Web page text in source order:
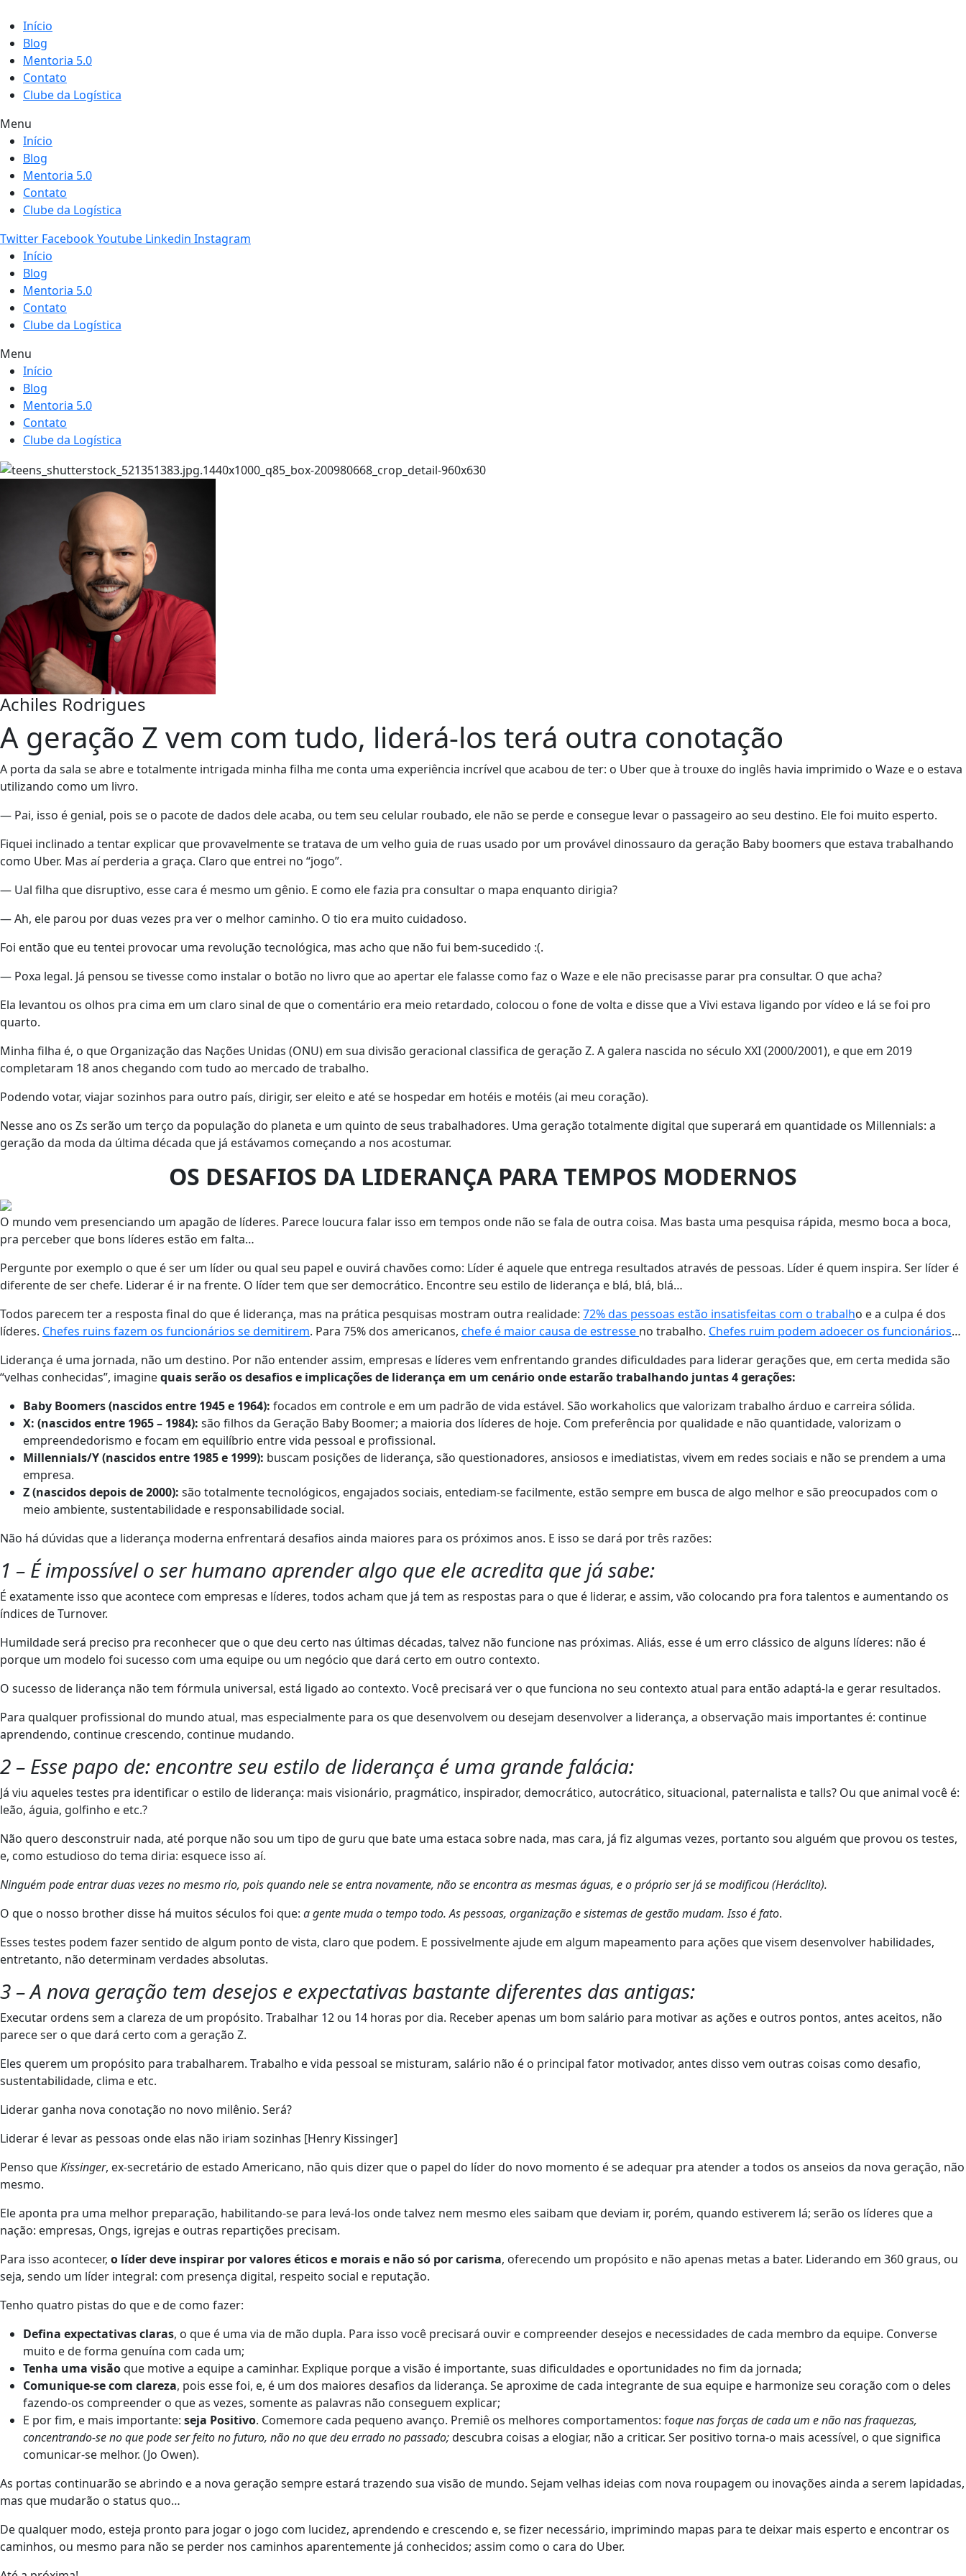
Início
Blog
Mentoria 5.0
Contato
Clube da Logística
Menu
Início
Blog
Mentoria 5.0
Contato
Clube da Logística
Twitter FacebookYoutube Linkedin Instagram
Início
Blog
Mentoria 5.0
Contato
Clube da Logística
Menu
Início
Blog
Mentoria 5.0
Contato
Clube da Logística
Achiles Rodrigues
A geração Z vem com tudo, liderá-los terá outra conotação
A porta da sala se abre e totalmente intrigada minha filha me conta uma experiência incrível que acabou de ter: o Uber que à trouxe do inglês havia imprimido o Waze e o estava
utilizando como um livro.
— Pai, isso é genial, pois se o pacote de dados dele acaba, ou tem seu celular roubado, ele não se perde e consegue levar o passageiro ao seu destino. Ele foi muito esperto.
Fiquei inclinado a tentar explicar que provavelmente se tratava de um velho guia de ruas usado por um provável dinossauro da geração Baby boomers que estava trabalhando
como Uber. Mas aí perderia a graça. Claro que entrei no “jogo”.
— Ual filha que disruptivo, esse cara é mesmo um gênio. E como ele fazia pra consultar o mapa enquanto dirigia?
— Ah, ele parou por duas vezes pra ver o melhor caminho. O tio era muito cuidadoso.
Foi então que eu tentei provocar uma revolução tecnológica, mas acho que não fui bem-sucedido :(.
— Poxa legal. Já pensou se tivesse como instalar o botão no livro que ao apertar ele falasse como faz o Waze e ele não precisasse parar pra consultar. O que acha?
Ela levantou os olhos pra cima em um claro sinal de que o comentário era meio retardado, colocou o fone de volta e disse que a Vivi estava ligando por vídeo e lá se foi pro
quarto.
Minha filha é, o que Organização das Nações Unidas (ONU) em sua divisão geracional classifica de geração Z. A galera nascida no século XXI (2000/2001), e que em 2019
completaram 18 anos chegando com tudo ao mercado de trabalho.
Podendo votar, viajar sozinhos para outro país, dirigir, ser eleito e até se hospedar em hotéis e motéis (ai meu coração).
Nesse ano os Zs serão um terço da população do planeta e um quinto de seus trabalhadores. Uma geração totalmente digital que superará em quantidade os Millennials: a
geração da moda da última década que já estávamos começando a nos acostumar.
OS DESAFIOS DA LIDERANÇA PARA TEMPOS MODERNOS
O mundo vem presenciando um apagão de líderes. Parece loucura falar isso em tempos onde não se fala de outra coisa. Mas basta uma pesquisa rápida, mesmo boca a boca,
pra perceber que bons líderes estão em falta…
Pergunte por exemplo o que é ser um líder ou qual seu papel e ouvirá chavões como: Líder é aquele que entrega resultados através de pessoas. Líder é quem inspira. Ser líder é
diferente de ser chefe. Liderar é ir na frente. O líder tem que ser democrático. Encontre seu estilo de liderança e blá, blá, blá…
Todos parecem ter a resposta final do que é liderança, mas na prática pesquisas mostram outra realidade: 72% das pessoas estão insatisfeitas com o trabalho e a culpa é dos
líderes. Chefes ruins fazem os funcionários se demitirem. Para 75% dos americanos, chefe é maior causa de estresse no trabalho. Chefes ruim podem adoecer os funcionários…
Liderança é uma jornada, não um destino. Por não entender assim, empresas e líderes vem enfrentando grandes dificuldades para liderar gerações que, em certa medida são
“velhas conhecidas”, imaginequais serão os desafios e implicações de liderança em um cenário onde estarão trabalhando juntas 4 gerações:
Baby Boomers (nascidos entre 1945 e 1964): focados em controle e em um padrão de vida estável. São workaholics que valorizam trabalho árduo e carreira sólida.
X: (nascidos entre 1965 – 1984): são filhos da Geração Baby Boomer; a maioria dos líderes de hoje. Com preferência por qualidade e não quantidade, valorizam o
empreendedorismo e focam em equilíbrio entre vida pessoal e profissional.
Millennials/Y (nascidos entre 1985 e 1999): buscam posições de liderança, são questionadores, ansiosos e imediatistas, vivem em redes sociais e não se prendem a uma
empresa.
Z (nascidos depois de 2000): são totalmente tecnológicos, engajados sociais, entediam-se facilmente, estão sempre em busca de algo melhor e são preocupados com o
meio ambiente, sustentabilidade e responsabilidade social.
Não há dúvidas que a liderança moderna enfrentará desafios ainda maiores para os próximos anos. E isso se dará por três razões:
1 – É impossível o ser humano aprender algo que ele acredita que já sabe:
É exatamente isso que acontece com empresas e líderes, todos acham que já tem as respostas para o que é liderar, e assim, vão colocando pra fora talentos e aumentando os
índices de Turnover.
Humildade será preciso pra reconhecer que o que deu certo nas últimas décadas, talvez não funcione nas próximas. Aliás, esse é um erro clássico de alguns líderes: não é
porque um modelo foi sucesso com uma equipe ou um negócio que dará certo em outro contexto.
O sucesso de liderança não tem fórmula universal, está ligado ao contexto. Você precisará ver o que funciona no seu contexto atual para então adaptá-la e gerar resultados.
Para qualquer profissional do mundo atual, mas especialmente para os que desenvolvem ou desejam desenvolver a liderança, a observação mais importantes é: continue
aprendendo, continue crescendo, continue mudando.
2 – Esse papo de: encontre seu estilo de liderança é uma grande falácia:
Já viu aqueles testes pra identificar o estilo de liderança: mais visionário, pragmático, inspirador, democrático, autocrático, situacional, paternalista e talls? Ou que animal você é:
leão, águia, golfinho e etc.?
Não quero desconstruir nada, até porque não sou um tipo de guru que bate uma estaca sobre nada, mas cara, já fiz algumas vezes, portanto sou alguém que provou os testes,
e, como estudioso do tema diria: esquece isso aí.
Ninguém pode entrar duas vezes no mesmo rio, pois quando nele se entra novamente, não se encontra as mesmas águas, e o próprio ser já se modificou (Heráclito).
O que o nosso brother disse há muitos séculos foi que: a gente muda o tempo todo. As pessoas, organização e sistemas de gestão mudam. Isso é fato.
Esses testes podem fazer sentido de algum ponto de vista, claro que podem. E possivelmente ajude em algum mapeamento para ações que visem desenvolver habilidades,
entretanto, não determinam verdades absolutas.
3 – A nova geração tem desejos e expectativas bastante diferentes das antigas:
Executar ordens sem a clareza de um propósito. Trabalhar 12 ou 14 horas por dia. Receber apenas um bom salário para motivar as ações e outros pontos, antes aceitos, não
parece ser o que dará certo com a geração Z.
Eles querem um propósito para trabalharem. Trabalho e vida pessoal se misturam, salário não é o principal fator motivador, antes disso vem outras coisas como desafio,
sustentabilidade, clima e etc.
Liderar ganha nova conotação no novo milênio. Será?
Liderar é levar as pessoas onde elas não iriam sozinhas [Henry Kissinger]
Penso queKissinger, ex-secretário de estado Americano, não quis dizer que o papel do líder do novo momento é se adequar pra atender a todos os anseios da nova geração, não
mesmo.
Ele aponta pra uma melhor preparação, habilitando-se para levá-los onde talvez nem mesmo eles saibam que deviam ir, porém, quando estiverem lá; serão os líderes que a
nação: empresas, Ongs, igrejas e outras repartições precisam.
Para isso acontecer, o líder deve inspirar por valores éticos e morais e não só por carisma, oferecendo um propósito e não apenas metas a bater. Liderando em 360 graus, ou
seja, sendo um líder integral: com presença digital, respeito social e reputação.
Tenho quatro pistas do que e de como fazer:
Defina expectativas claras, o que é uma via de mão dupla. Para isso você precisará ouvir e compreender desejos e necessidades de cada membro da equipe. Converse
muito e de forma genuína com cada um;
Tenha uma visãoque motive a equipe a caminhar. Explique porque a visão é importante, suas dificuldades e oportunidades no fim da jornada;
Comunique-se com clareza, pois esse foi, e, é um dos maiores desafios da liderança. Se aproxime de cada integrante de sua equipe e harmonize seu coração com o deles
fazendo-os compreender o que as vezes, somente as palavras não conseguem explicar;
E por fim, e mais importante: seja Positivo. Comemore cada pequeno avanço. Premiê os melhores comportamentos: foque nas forças de cada um e não nas fraquezas,
concentrando-se no que pode ser feito no futuro, não no que deu errado no passado;descubra coisas a elogiar, não a criticar. Ser positivo torna-o mais acessível, o que significa
comunicar-se melhor. (Jo Owen).
As portas continuarão se abrindo e a nova geração sempre estará trazendo sua visão de mundo. Sejam velhas ideias com nova roupagem ou inovações ainda a serem lapidadas,
mas que mudarão o status quo…
De qualquer modo, esteja pronto para jogar o jogo com lucidez, aprendendo e crescendo e, se fizer necessário, imprimindo mapas para te deixar mais esperto e encontrar os
caminhos, ou mesmo para não se perder nos caminhos aparentemente já conhecidos; assim como o cara do Uber.